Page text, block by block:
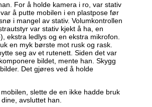
For å holde kamera i ro, var stativ
å putte mobilen i en plastpose før
i mangel av stativ. Volumkontrollen
var stativ kjekt å ha, en
ekstra ledlys og en ekstra mikrofon.
en myk børste mot rusk og rask.
seg av et rutenett. Siden det var
bildet, mente han. Skygg
Det gjøres ved å holde
slette de en ikke hadde bruk
avsluttet han.